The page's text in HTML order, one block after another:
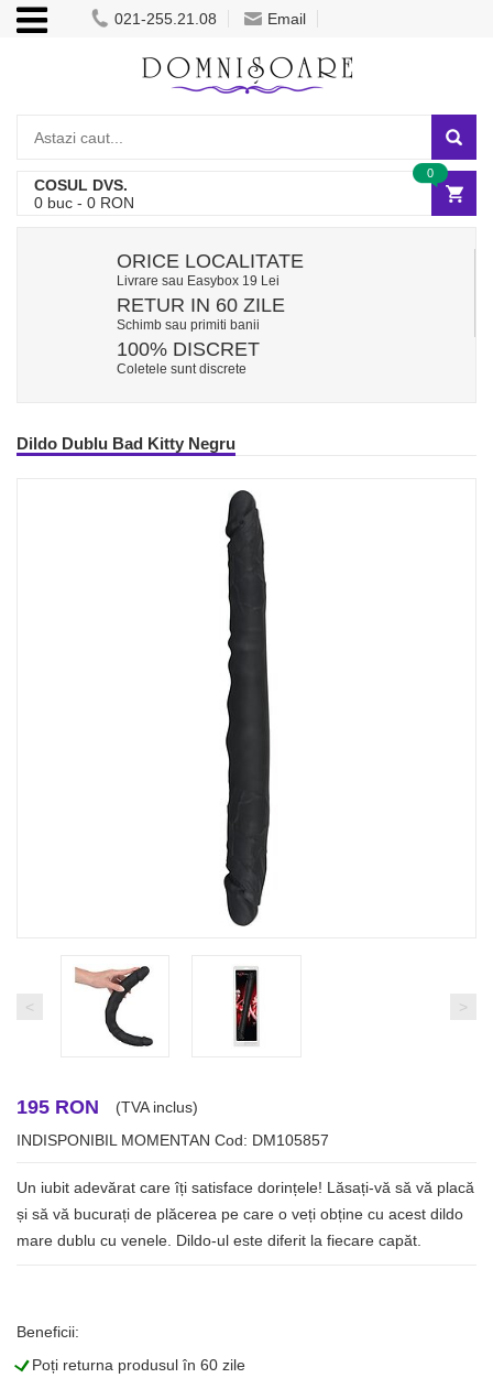
021-255.21.08 Email
COSUL DVS.
0 buc - 0 RON
0
ORICE LOCALITATE
Livrare sau Easybox 19 Lei
RETUR IN 60 ZILE
Schimb sau primiti banii
100% DISCRET
Coletele sunt discrete
Dildo Dublu Bad Kitty Negru
< >
195 RON
(TVA inclus)
INDISPONIBIL MOMENTAN Cod: DM105857
Un iubit adevărat care îți satisface dorințele! Lăsați-vă să vă placă
și să vă bucurați de plăcerea pe care o veți obține cu acest dildo
mare dublu cu venele. Dildo-ul este diferit la fiecare capăt.
Beneficii:
LPoți returna produsul în 60 zile